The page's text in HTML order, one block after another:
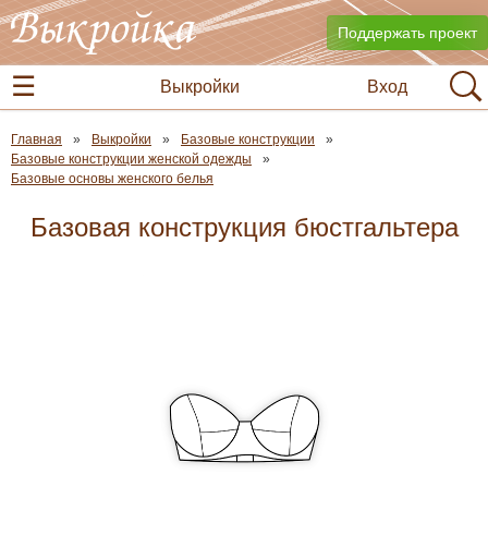
Поддержать проект
Вход
Выкройки
Главная Выкройки
Базовые конструкции
Базовые конструкции женской одежды
Базовые основы женского белья
Базовая конструкция бюстгальтера